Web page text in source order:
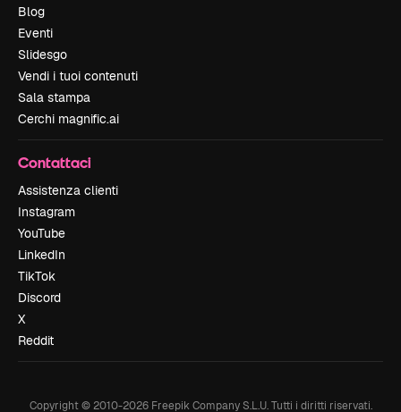
Blog
Eventi
Slidesgo
Vendi i tuoi contenuti
Sala stampa
Cerchi magnific.ai
Contattaci
Assistenza clienti
Instagram
YouTube
LinkedIn
TikTok
Discord
X
Reddit
Copyright © 2010-2026Freepik Company S.L.U. Tutti i diritti riservati.